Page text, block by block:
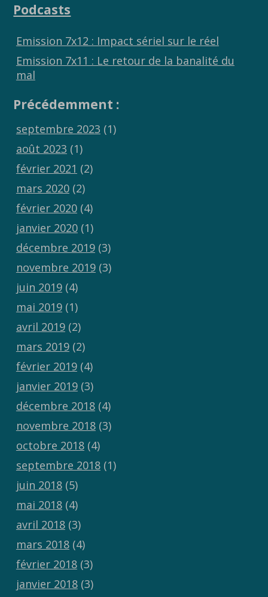
Podcasts
Emission 7x12 : Impact sériel sur le réel
Emission 7x11 : Le retour de la banalité du
mal
Précédemment :
septembre 2023 (1)
août 2023 (1)
février 2021 (2)
mars 2020(2)
février 2020(4)
janvier 2020(1)
décembre 2019(3)
novembre 2019(3)
juin 2019(4)
mai 2019(1)
avril 2019(2)
mars 2019(2)
février 2019(4)
janvier 2019(3)
décembre 2018(4)
novembre 2018(3)
octobre 2018(4)
septembre 2018(1)
juin 2018(5)
mai 2018(4)
avril 2018(3)
mars 2018(4)
février 2018(3)
janvier 2018(3)